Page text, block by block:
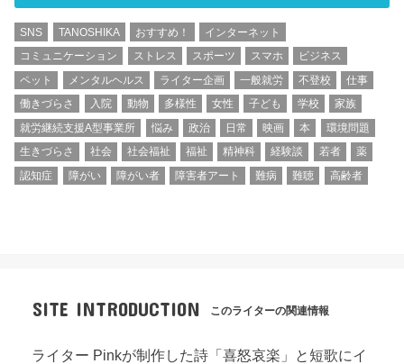
SNS TANOSHIKA おすすめ！
インターネット
コミュニケーション
ストレス スポーツ スマホ
ビジネス
ペット
メンタルヘルス ライター企画 一般就労 不登校
仕事
働きづらさ
入院 動物 多様性 女性 子ども 学校
家族
就労継続支援A型事業所
悩み 政治 日常 映画 本
環境問題
生きづらさ
社会 社会福祉 福祉 精神科 経験談 若者
薬
認知症
障がい 障がい者 障害者アート 難病 難聴 高齢者
SITE INTRODUCTION このライターの関連情報
ライター Pinkが制作した詩「喜怒哀楽」と短歌にイ